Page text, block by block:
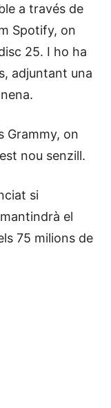
a través de
Spotify, on
25. I ho ha
adjuntant una
Grammy, on
nou senzill.
si
el
75 milions de